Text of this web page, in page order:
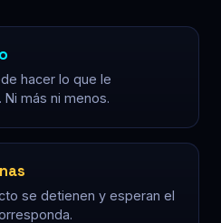
hacer lo que le
más ni menos.
se detienen y esperan el